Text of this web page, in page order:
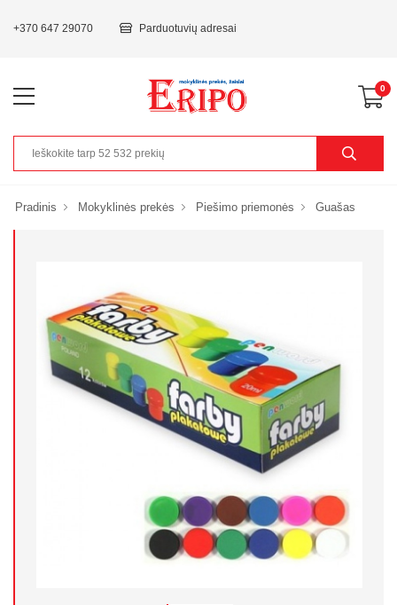
+370 647 29070 Parduotuvių adresai
0
Pradinis Mokyklinės prekės Piešimo priemonės Guašas